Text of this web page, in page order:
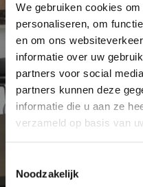
We gebruiken cookies
personaliseren, om
en om ons
informatie over uw
partners voor social
partners kunnen deze
informatie die u aan ze
verzameld op basis van
Noodzakelijk